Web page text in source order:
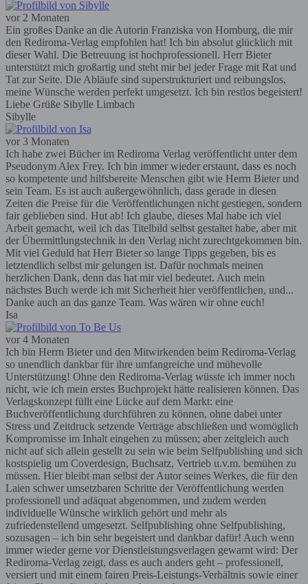
vor 2 Monaten
Ein großes Danke an die Autorin Franziska von Homburg, die mir
den Rediroma-Verlag empfohlen hat! Ich bin absolut glücklich mit
dieser Wahl. Die Betreuung ist hochprofessionell. Herr Bieter
unterstützt mich großartig und steht mir bei jeder Frage mit Rat und
Tat zur Seite. Die Abläufe sind superstrukturiert und reibungslos,
meine Wünsche werden perfekt umgesetzt. Ich bin restlos begeistert!
Liebe Grüße Sibylle Limbach
Sibylle
vor 3 Monaten
Ich habe zwei Bücher im Rediroma Verlag veröffentlicht unter dem
Pseudonym Alex Frey. Ich bin immer wieder erstaunt, dass es noch
so kompetente und hilfsbereite Menschen gibt wie Herrn Bieter und
sein Team. Es ist auch außergewöhnlich, dass gerade in diesen
Zeiten die Preise für die Veröffentlichungen nicht gestiegen, sondern
fair geblieben sind. Hut ab! Ich glaube, dieses Mal habe ich viel
Arbeit gemacht, weil ich das Titelbild selbst gestaltet habe, aber mit
der Übermittlungstechnik in den Verlag nicht zurechtgekommen bin.
Mit viel Geduld hat Herr Bieter so lange Tipps gegeben, bis es
letztendlich selbst mir gelungen ist. Dafür nochmals meinen
herzlichen Dank, denn das hat mir viel bedeutet. Auch mein
nächstes Buch werde ich mit Sicherheit hier veröffentlichen, und...
Danke auch an das ganze Team. Was wären wir ohne euch!
Isa
vor 4 Monaten
Ich bin Herrn Bieter und den Mitwirkenden beim Rediroma-Verlag
so unendlich dankbar für ihre umfangreiche und mühevolle
Unterstützung! Ohne den Rediroma-Verlag wüsste ich immer noch
nicht, wie ich mein erstes Buchprojekt hätte realisieren können. Das
Verlagskonzept füllt eine Lücke auf dem Markt: eine
Buchveröffentlichung durchführen zu können, ohne dabei unter
Stress und Zeitdruck setzende Verträge abschließen und womöglich
Kompromisse im Inhalt eingehen zu müssen; aber zeitgleich auch
nicht auf sich allein gestellt zu sein wie beim Selfpublishing und sich
kostspielig um Coverdesign, Buchsatz, Vertrieb u.v.m. bemühen zu
müssen. Hier bleibt man selbst der Autor seines Werkes, die für den
Laien schwer umsetzbaren Schritte der Veröffentlichung werden
professionell und adäquat abgenommen, und zudem werden
individuelle Wünsche wirklich gehört und mehr als
zufriedenstellend umgesetzt. Selfpublishing ohne Selfpublishing,
sozusagen – ich bin sehr begeistert und dankbar dafür! Auch wenn
immer wieder gerne vor Dienstleistungsverlagen gewarnt wird: Der
Rediroma-Verlag zeigt, dass es auch anders geht – professionell,
versiert und mit einem fairen Preis-Leistungs-Verhältnis sowie einer